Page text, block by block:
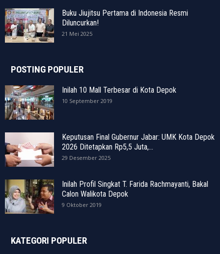
Buku Jiujitsu Pertama di Indonesia Resmi
Diluncurkan!
21 Mei 2025
POSTING POPULER
Inilah 10 Mall Terbesar di Kota Depok
10 September 2019
Keputusan Final Gubernur Jabar: UMK Kota Depok
2026 Ditetapkan Rp5,5 Juta,...
29 Desember 2025
Inilah Profil Singkat T. Farida Rachmayanti, Bakal
Calon Walikota Depok
9 Oktober 2019
KATEGORI POPULER